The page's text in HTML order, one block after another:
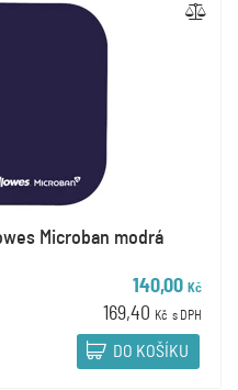
Microban modrá
140,00 Kč
169,40 Kč s DPH
DO KOŠÍKU